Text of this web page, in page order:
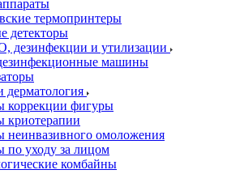
термопринтеры
детекторы
дезинфекции и утилизации
машины
дерматология
коррекции фигуры
криотерапии
неинвазивного омоложения
по уходу за лицом
комбайны